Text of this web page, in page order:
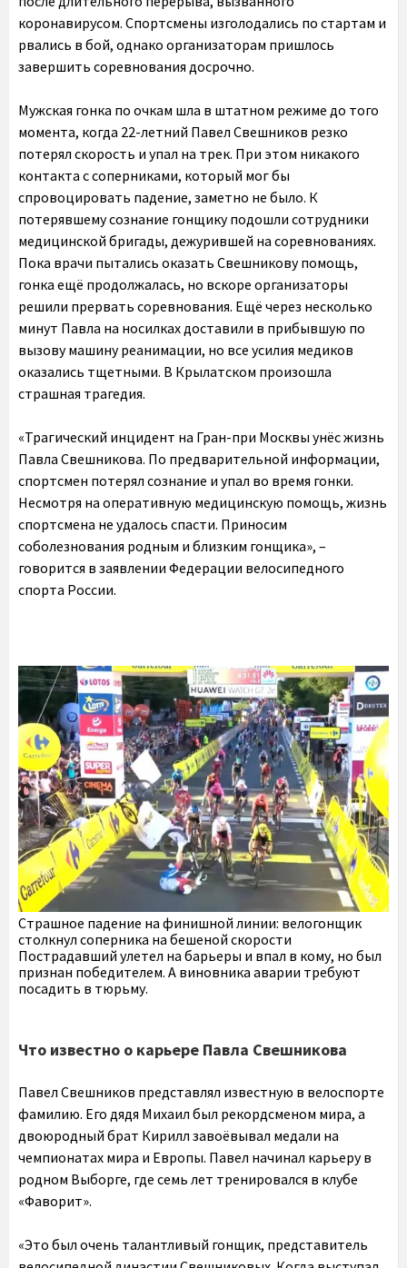
коронавирусом. Спортсмены изголодались по стартам и
рвались в бой, однако организаторам пришлось
завершить соревнования досрочно.
Мужская гонка по очкам шла в штатном режиме до того
момента, когда 22-летний Павел Свешников резко
потерял скорость и упал на трек. При этом никакого
контакта с соперниками, который мог бы
спровоцировать падение, заметно не было. К
потерявшему сознание гонщику подошли сотрудники
медицинской бригады, дежурившей на соревнованиях.
Пока врачи пытались оказать Свешникову помощь,
гонка ещё продолжалась, но вскоре организаторы
решили прервать соревнования. Ещё через несколько
минут Павла на носилках доставили в прибывшую по
вызову машину реанимации, но все усилия медиков
оказались тщетными. В Крылатском произошла
страшная трагедия.
«Трагический инцидент на Гран-при Москвы унёс жизнь
Павла Свешникова. По предварительной информации,
спортсмен потерял сознание и упал во время гонки.
Несмотря на оперативную медицинскую помощь, жизнь
спортсмена не удалось спасти. Приносим
соболезнования родным и близким гонщика», –
говорится в заявлении Федерации велосипедного
спорта России.
Страшное падение на финишной линии: велогонщик
столкнул соперника на бешеной скорости
Пострадавший улетел на барьеры и впал в кому, но был
признан победителем. А виновника аварии требуют
посадить в тюрьму.
Что известно о карьере Павла Свешникова
Павел Свешников представлял известную в велоспорте
фамилию. Его дядя Михаил был рекордсменом мира, а
двоюродный брат Кирилл завоёвывал медали на
чемпионатах мира и Европы. Павел начинал карьеру в
родном Выборге, где семь лет тренировался в клубе
«Фаворит».
«Это был очень талантливый гонщик, представитель